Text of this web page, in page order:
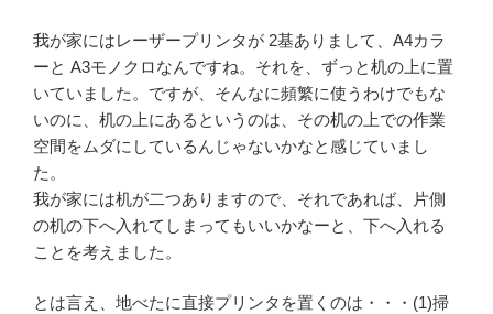
我が家にはレーザープリンタが 2基ありまして、A4カラ
ーと A3モノクロなんですね。それを、ずっと机の上に置
いていました。ですが、そんなに頻繁に使うわけでもな
いのに、机の上にあるというのは、その机の上での作業
空間をムダにしているんじゃないかなと感じていまし
た。
我が家には机が二つありますので、それであれば、片側
の机の下へ入れてしまってもいいかなーと、下へ入れる
ことを考えました。
とは言え、地べたに直接プリンタを置くのは・・・(1)掃